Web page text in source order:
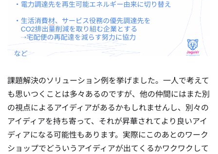
課題解決のソリューション例を挙げました。一人で考えて
も思いつくことは多々あるのですが、他の仲間にはまた別
の視点によるアイディアがあるかもしれませんし、別々の
アイディアを持ち寄って、それが昇華されてより良いアイ
ディアになる可能性もあります。実際にこのあとのワーク
ショップでどういうアイディアが出てくるかワクワクして